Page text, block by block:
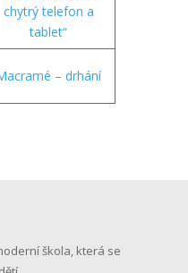
chytrý telefon a
tablet“
– drhání
škola, která se